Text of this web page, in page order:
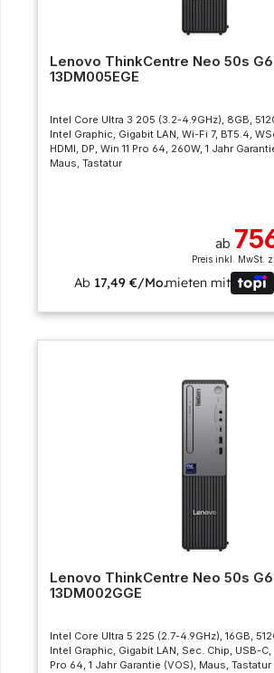
Lenovo ThinkCentre Neo 50s G6
13DM005EGE
Intel Core Ultra 3 205 (3.2-4.9GHz), 8GB,
Intel Graphic, Gigabit LAN, Wi-Fi 7, BT5.4,
HDMI, DP, Win 11 Pro 64, 260W, 1 Jahr
Maus, Tastatur
ab
Preis inkl. MwSt.
Ab 17,49 €/Mo.mieten mit
Lenovo ThinkCentre Neo 50s G6
13DM002GGE
Intel Core Ultra 5 225 (2.7-4.9GHz), 16GB,
Intel Graphic, Gigabit LAN, Sec. Chip, USB-C,
Pro 64, 1 Jahr Garantie (VOS), Maus, Tastatur